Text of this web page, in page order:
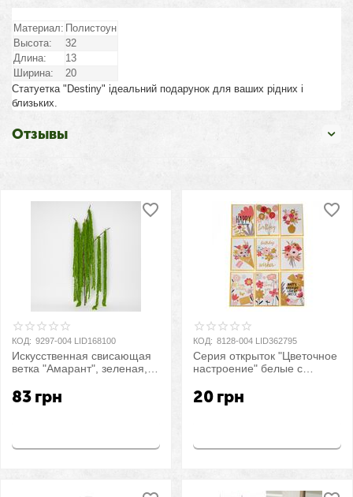
Материал: Полистоун
Высота:
32
Длина:
13
Ширина:
20
Статуетка "Destiny" ідеальний подарунок для ваших рідних і
близьких.
Отзывы
КОД: 9297-004 LID168100
Искусственная свисающая
ветка "Амарант", зеленая,
83 грн
КОД: 8128-004 LID362795
Серия открыток "Цветочное
настроение" белые с
20 грн